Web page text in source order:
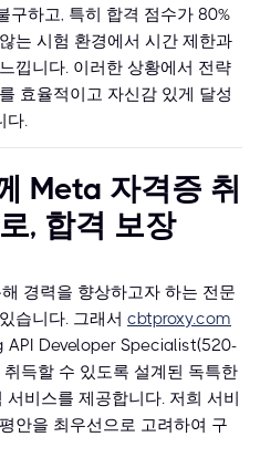
구하고, 특히 합격 점수가 80%
는 시험 환경에서 시간 제한과
낍니다. 이러한 상황에서 전략
효율적이고 자신감 있게 달성
다.
Meta 자격증 취
, 합격 보장
경력을 향상하고자 하는 전문
습니다. 그래서 cbtproxy.com
Developer Specialist(520-
득할 수 있도록 설계된 독특한
비스를 제공합니다. 저희 서비
안을 최우선으로 고려하여 구